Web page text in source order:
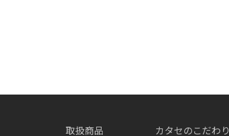
取扱商品 カタセのこだわり